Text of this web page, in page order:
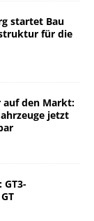
startet Bau
für die
auf den Markt:
jetzt
GT3-